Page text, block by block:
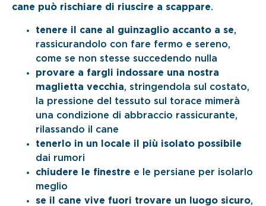
cane può rischiare di riuscire a scappare.
tenere il cane al guinzaglio accanto a se,
rassicurandolo con fare fermo e sereno,
come se non stesse succedendo nulla
provare a fargli indossare una nostra
maglietta vecchia, stringendola sul costato,
la pressione del tessuto sul torace mimerà
una condizione di abbraccio rassicurante,
rilassando il cane
tenerlo in un locale il più isolato possibile
dai rumori
chiudere le finestre e le persiane per isolarlo
meglio
se il cane vive fuori trovare un luogo sicuro,